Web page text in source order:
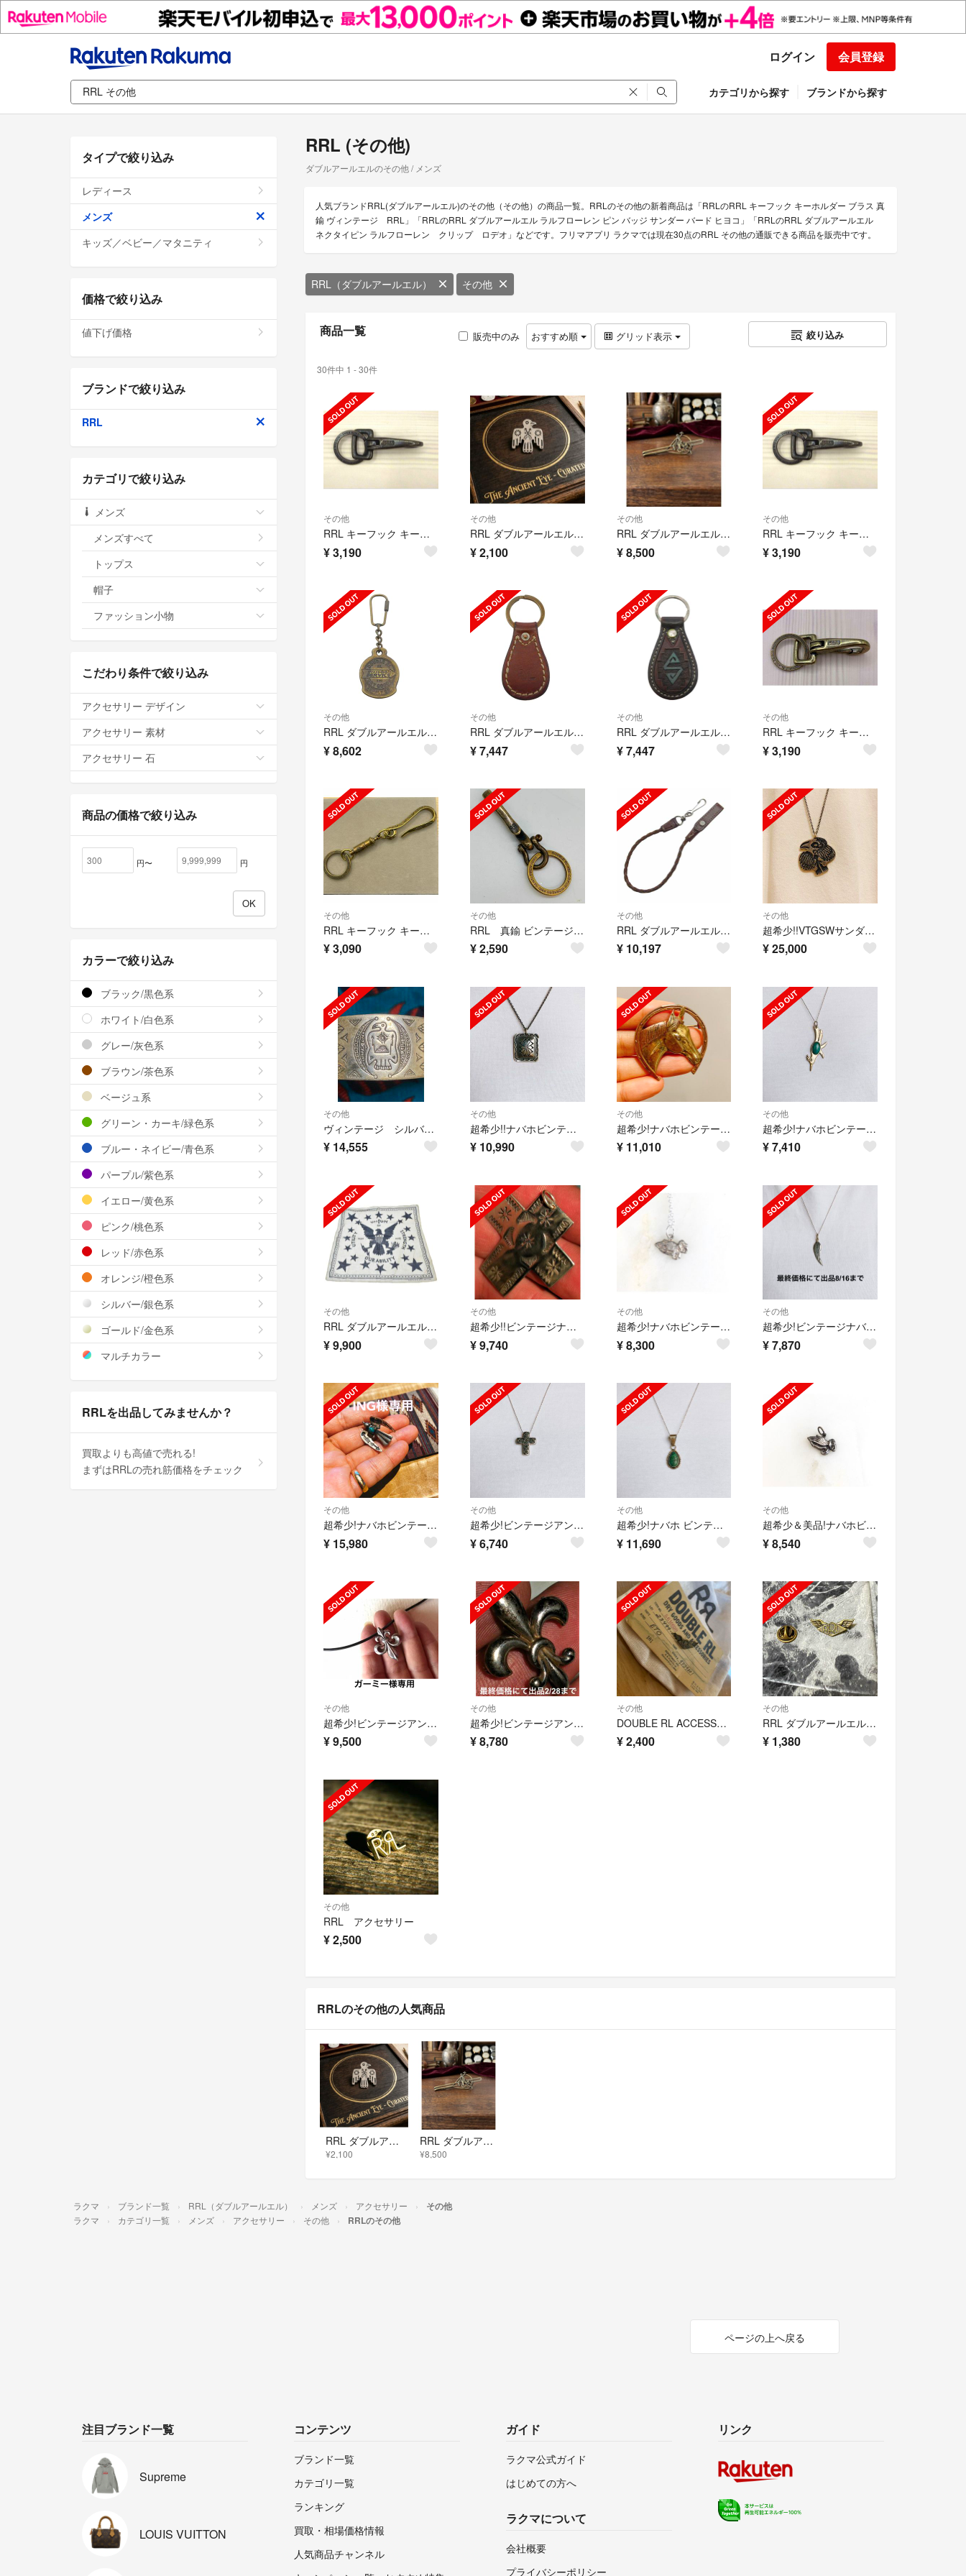
ログイン 会員登録
カテゴリから探す ブランドから探す
RRL (その他)
ダブルアールエルのその他 / メンズ
人気ブランドRRL(ダブルアールエル)のその他（その他）の商品一覧。RRLのその他の新着商品は「RRLのRRL キーフック キーホルダー ブラス 真
鍮 ヴィンテージ RRL」「RRLのRRL ダブルアールエル ラルフローレン ピン バッジ サンダー バード ヒヨコ」「RRLのRRL ダブルアールエル
ネクタイピン ラルフローレン クリップ ロデオ」などです。フリマアプリ ラクマでは現在30点のRRL その他の通販できる商品を販売中です。
RRL（ダブルアールエル） その他
商品一覧 販売中のみ おすすめ順 グリッド表示 絞り込み
30件中 1 - 30件
その他
RRL キーフック キーホルダー ブラス 真鍮 ヴィンテージ RRL
¥3,190
その他
RRL ダブルアールエル ラルフローレン ピン バッジ サンダー バード ヒヨコ
¥2,100
その他
RRL ダブルアールエル ネクタイピン ラルフローレン クリップ ロデオ
¥8,500
その他
RRL キーフック キーホルダー ブラス 真鍮 ヴィンテージ RRL
¥3,190
その他
RRL ダブルアールエル イタリア製 ナンバリング キーリング キーホルダー ゴールド系【美品】【中古】
¥8,602
その他
RRL ダブルアールエル ヴィンテージ加工 ロゴ型押し レザー キーリング キーホルダー ブラウン系【中古】
¥7,447
その他
RRL ダブルアールエル レザー キーリング キーホルダー ダークブラウン系【中古】
¥7,447
その他
RRL キーフック キーホルダー ブラス 真鍮 ヴィンテージ RRL
¥3,190
その他
RRL キーフック キーホルダー ブラス 真鍮 ヴィンテージ レトロ
¥3,090
その他
RRL 真鍮 ビンテージ アンティーク レトロ キーリング キーフック
¥2,590
その他
RRL ダブルアールエル その他アクセサリー レザー ウォレット コード ブラウン系【中古】
¥ 10,197
その他
超希少!!VTGSWサンダーバードハートアロースタンプシルバーペンダント30’s
¥25,000
その他
ヴィンテージ シルバーサンダーバードバングル 30s40s
¥ 14,555
その他
超希少!!ナバホビンテージコンチョシルバーペンダントNAVAJO RRL30’s
¥ 10,990
その他
超希少!ナバホビンテージホースヘッドサークルゴールドシルバーピン40’s USA
¥ 11,010
その他
超希少!ナバホビンテージロードランナーターコイズシルバーペンダントRRL40’s
¥7,410
その他
RRL ダブルアールエル 小物
¥9,900
その他
超希少!!ビンテージナバホスタンプシルバークロスペンダントRRL1930’sUS
¥9,740
その他
超希少!ナバホビンテージプレイハンズシルバーペンダントネックレス50’sUSA
¥8,300
その他
超希少!ビンテージナバホシルバーエンジェルウィングペンダントNAVAJO RRL
¥7,870
その他
超希少!ナバホビンテージサンダーバードターコイズアローブローチ/ピンNAVAJO
¥ 15,980
その他
超希少!ビンテージアンティークシルバークロスペンダント RRL 1920’s
¥6,740
その他
超希少!ナバホ ビンテージ ターコイズシルバーペンダントNAVAJO RRL
¥ 11,690
その他
超希少＆美品!ナバホビンテージプレイハンズシルバーペンダントRRL1930’s
¥8,540
その他
超希少!ビンテージアンティークシルバーペンダント/ピン NAVAJO RRL
¥9,500
その他
超希少!ビンテージアンティークシルバーペンダント/ピン NAVAJO RRL
¥8,780
その他
DOUBLE RL ACCESSORIES バッチ
¥2,400
その他
RRL ダブルアールエル バッジ アクセサリー
¥ 1,380
その他
RRL アクセサリー
¥2,500
RRLのその他の人気商品
RRL ダブルアールエル ラルフローレン ピン バッジ サンダー バード ヒヨコ
¥2,100
RRL ダブルアールエル ネクタイピン ラルフローレン クリップ ロデオ
¥8,500
タイプで絞り込み
レディース
メンズ
キッズ／ベビー／マタニティ
価格で絞り込み
値下げ価格
ブランドで絞り込み
RRL
カテゴリで絞り込み
メンズ
メンズすべて
トップス
帽子
ファッション小物
こだわり条件で絞り込み
アクセサリー デザイン
アクセサリー 素材
アクセサリー 石
商品の価格で絞り込み
円〜 円
カラーで絞り込み
ブラック/黒色系
ホワイト/白色系
グレー/灰色系
ブラウン/茶色系
ベージュ系
グリーン・カーキ/緑色系
ブルー・ネイビー/青色系
パープル/紫色系
イエロー/黄色系
ピンク/桃色系
レッド/赤色系
オレンジ/橙色系
シルバー/銀色系
ゴールド/金色系
マルチカラー
RRLを出品してみませんか？
買取よりも高値で売れる!
まずはRRLの売れ筋価格をチェック
ラクマ ブランド一覧 RRL（ダブルアールエル） メンズ アクセサリー その他
ラクマ カテゴリ一覧 メンズ アクセサリー その他 RRLのその他
ページの上へ戻る
注目ブランド一覧
Supreme
LOUIS VUITTON
コンテンツ
ブランド一覧
カテゴリ一覧
ランキング
買取・相場価格情報
人気商品チャンネル
ガイド
ラクマ公式ガイド
はじめての方へ
ラクマについて
会社概要
プライバシーポリシー
リンク